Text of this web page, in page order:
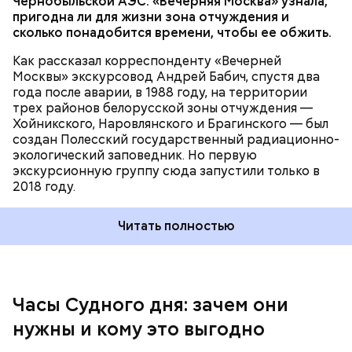
пригодна ли для жизни зона отчуждения и
сколько понадобится времени, чтобы ее обжить.
Как рассказал корреспонденту «Вечерней
Москвы» экскурсовод Андрей Бабич, спустя два
года после аварии, в 1988 году, на территории
трех районов белорусской зоны отчуждения —
Хойникского, Наровлянского и Брагинского — был
создан Полесский государственный радиационно-
экологический заповедник. Но первую
экскурсионную группу сюда запустили только в
2018 году.
Читать полностью
Часы Судного дня: зачем они
нужны и кому это выгодно
— Поскольку мы стоим на пороге второго
ядерного века и периода беспрецедентного
изменения климата, ученые вновь несут особую
Каждый год — в зависимости от того, какие
события происходят в мире, — ученые,
нобелевские лауреаты и специалисты по ядерной
переводе стрелки. Например, в 2017-м причиной
перевода на полминуты вперед послужили как
выбросов углекислого газа, так и усиление
национализма во всем мире и отрицание
изменения климата.
Часы Судного дня — прибыльный
проект